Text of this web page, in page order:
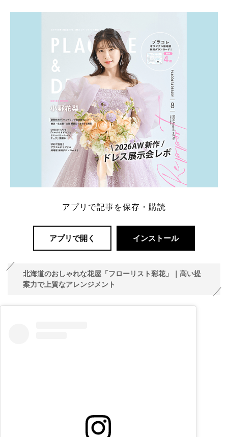
一番お得？」「プラコレの特典は？」といった疑問も
解決します。 まずは診断で候補を絞れる「ウェディ
ング診断」か、体験型 […]続きを読む
アプリで記事を保存・購読
アプリで開く インストール
北海道のおしゃれな花屋「フローリスト彩花」｜高い提
案力で上質なアレンジメント